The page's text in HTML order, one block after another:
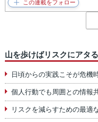
山を歩けばリスクにアタ
日頃からの実践こそが危機
個人行動でも周囲との情報
リスクを減らすための最適